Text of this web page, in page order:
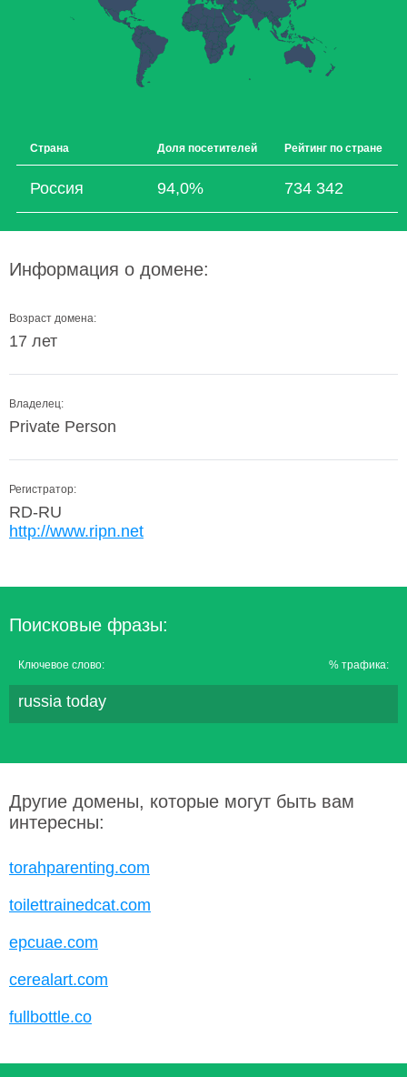
Страна Доля посетителей Рейтинг по стране
Россия 94,0% 734 342
Информация о домене:
Возраст домена:
17 лет
Владелец:
Private Person
Регистратор:
RD-RU
http://www.ripn.net
Поисковые фразы:
Ключевое слово: % трафика:
russia today
Другие домены, которые могут быть вам
интересны:
torahparenting.com
toilettrainedcat.com
epcuae.com
cerealart.com
fullbottle.co